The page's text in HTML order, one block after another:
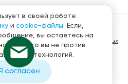
2023 – 2026
в отношении обработки персональных
данных
на сайте не являются публичной
офертой
сайтов
в своей работе
и cookie-файлы. Если,
вы остаетесь на
что вы не против
этих технологий.
согласен